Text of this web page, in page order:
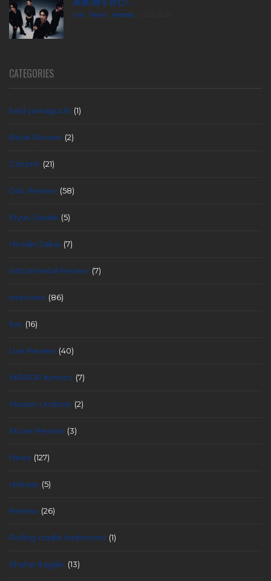
新曲2曲を含むE...
live News release
CATEGORIES
bed yamaguchi (1)
Book Review (2)
Column (21)
Disc Review (58)
Eryuu Sasaki (5)
Hiroaki Sakai (7)
instrumental Review (7)
Interview (86)
live (16)
Live Review (40)
MIRROR Kimoto (7)
Mission Undone (2)
Movie Review (3)
News (127)
release (5)
Review (26)
Rolling cradle hashimoto (1)
Shuhei Itagaki (13)